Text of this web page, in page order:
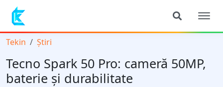
Tekin Știri
Tecno Spark 50 Pro: cameră 50MP,
baterie și durabilitate